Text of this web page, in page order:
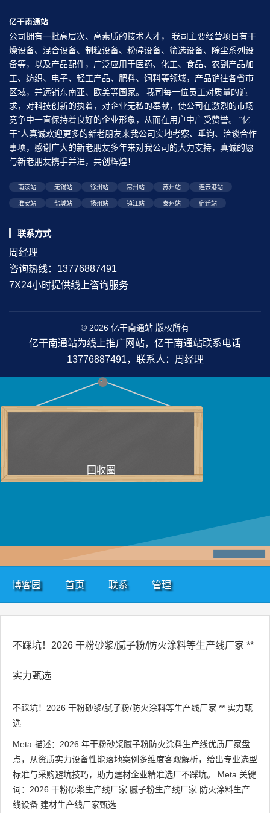
亿干南通站
公司拥有一批高层次、高素质的技术人才， 我司主要经营项目有干
燥设备、混合设备、制粒设备、粉碎设备、筛选设备、除尘系列设
备等，以及产品配件，广泛应用于医药、化工、食品、农副产品加
工、纺织、电子、轻工产品、肥料、饲料等领域，产品销往各省市
区域，并远销东南亚、欧美等国家。 我司每一位员工对质量的追
求，对科技创新的执着，对企业无私的奉献，使公司在激烈的市场
竞争中一直保持着良好的企业形象，从而在用户中广受赞誉。 “亿
干”人真诚欢迎更多的新老朋友来我公司实地考察、垂询、洽谈合作
事项，感谢广大的新老朋友多年来对我公司的大力支持，真诚的愿
与新老朋友携手并进，共创辉煌！
南京站 无锡站 徐州站 常州站 苏州站 连云港站
淮安站 盐城站 扬州站 镇江站 泰州站 宿迁站
联系方式
周经理
咨询热线：13776887491
7X24小时提供线上咨询服务
© 2026 亿干南通站 版权所有
亿干南通站为线上推广网站，亿干南通站联系电话
13776887491，联系人：周经理
回收圈
博客园 首页 联系 管理
不踩坑！2026 干粉砂浆/腻子粉/防火涂料等生产线厂家 **
实力甄选
不踩坑！2026 干粉砂浆/腻子粉/防火涂料等生产线厂家 ** 实力甄
选
Meta 描述：2026 年干粉砂浆腻子粉防火涂料生产线优质厂家盘
点，从资质实力设备性能落地案例多维度客观解析，给出专业选型
标准与采购避坑技巧，助力建材企业精准选厂不踩坑。 Meta 关键
词：2026 干粉砂浆生产线厂家 腻子粉生产线厂家 防火涂料生产
线设备 建材生产线厂家甄选